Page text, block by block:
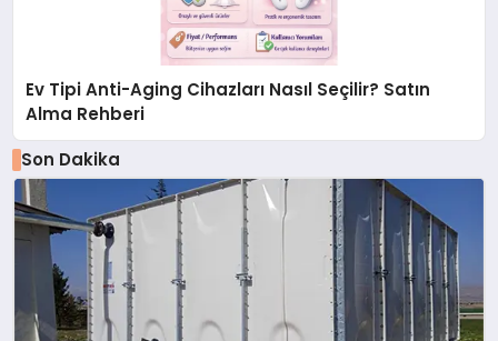
Ev Tipi Anti-Aging Cihazları Nasıl Seçilir? Satın
Alma Rehberi
Son Dakika